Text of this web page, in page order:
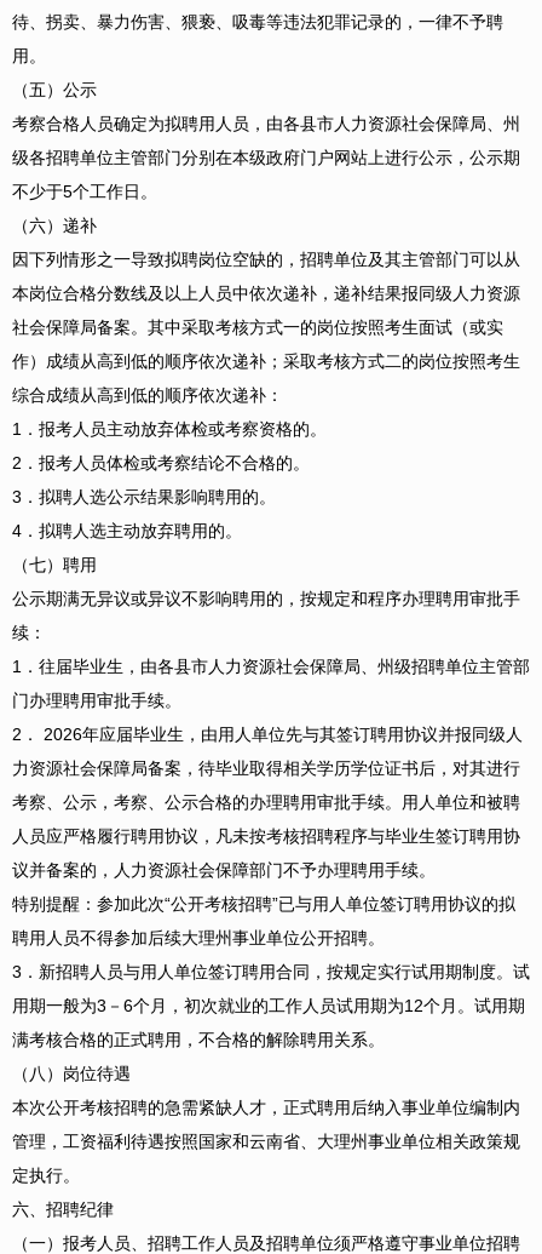
待、拐卖、暴力伤害、猥亵、吸毒等违法犯罪记录的，一律不予聘
用。
（五）公示
考察合格人员确定为拟聘用人员，由各县市人力资源社会保障局、州
级各招聘单位主管部门分别在本级政府门户网站上进行公示，公示期
不少于5个工作日。
（六）递补
因下列情形之一导致拟聘岗位空缺的，招聘单位及其主管部门可以从
本岗位合格分数线及以上人员中依次递补，递补结果报同级人力资源
社会保障局备案。其中采取考核方式一的岗位按照考生面试（或实
作）成绩从高到低的顺序依次递补；采取考核方式二的岗位按照考生
综合成绩从高到低的顺序依次递补：
1．报考人员主动放弃体检或考察资格的。
2．报考人员体检或考察结论不合格的。
3．拟聘人选公示结果影响聘用的。
4．拟聘人选主动放弃聘用的。
（七）聘用
公示期满无异议或异议不影响聘用的，按规定和程序办理聘用审批手
续：
1．往届毕业生，由各县市人力资源社会保障局、州级招聘单位主管部
门办理聘用审批手续。
2． 2026年应届毕业生，由用人单位先与其签订聘用协议并报同级人
力资源社会保障局备案，待毕业取得相关学历学位证书后，对其进行
考察、公示，考察、公示合格的办理聘用审批手续。用人单位和被聘
人员应严格履行聘用协议，凡未按考核招聘程序与毕业生签订聘用协
议并备案的，人力资源社会保障部门不予办理聘用手续。
特别提醒：参加此次“公开考核招聘”已与用人单位签订聘用协议的拟
聘用人员不得参加后续大理州事业单位公开招聘。
3．新招聘人员与用人单位签订聘用合同，按规定实行试用期制度。试
用期一般为3－6个月，初次就业的工作人员试用期为12个月。试用期
满考核合格的正式聘用，不合格的解除聘用关系。
（八）岗位待遇
本次公开考核招聘的急需紧缺人才，正式聘用后纳入事业单位编制内
管理，工资福利待遇按照国家和云南省、大理州事业单位相关政策规
定执行。
六、招聘纪律
（一）报考人员、招聘工作人员及招聘单位须严格遵守事业单位招聘